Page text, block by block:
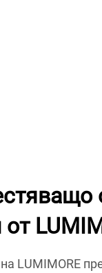
от
LUMIMORE